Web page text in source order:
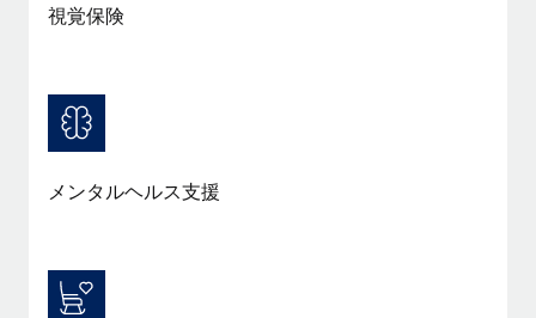
視覚保険
メンタルヘルス支援